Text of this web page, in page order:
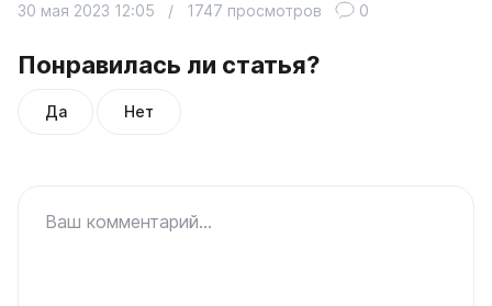
Понравилась ли статья?
Да Нет
30 мая 2023 12:05 / 1747 просмотров 0
Ваш комментарий...